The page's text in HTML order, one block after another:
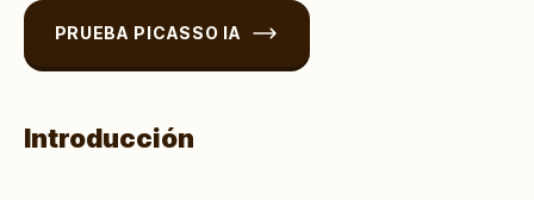
PRUEBA PICASSO IA
Introducción